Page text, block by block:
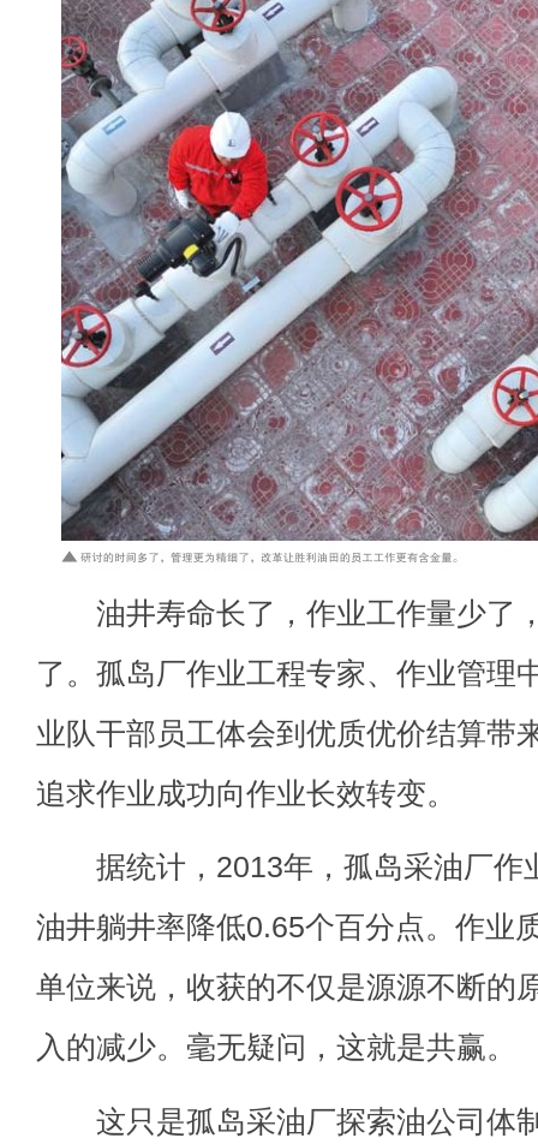
油井寿命长了，作业工作量少了
了。孤岛厂作业工程专家、作业管理
业队干部员工体会到优质优价结算带
追求作业成功向作业长效转变。
据统计，2013年，孤岛采油厂作
油井躺井率降低0.65个百分点。作业
单位来说，收获的不仅是源源不断的
入的减少。毫无疑问，这就是共赢。
这只是孤岛采油厂探索油公司体